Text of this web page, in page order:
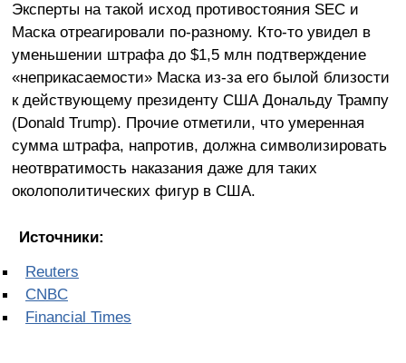
Эксперты на такой исход противостояния SEC и
Маска отреагировали по-разному. Кто-то увидел в
уменьшении штрафа до $1,5 млн подтверждение
«неприкасаемости» Маска из-за его былой близости
к действующему президенту США Дональду Трампу
(Donald Trump). Прочие отметили, что умеренная
сумма штрафа, напротив, должна символизировать
неотвратимость наказания даже для таких
околополитических фигур в США.
Источники:
Reuters
CNBC
Financial Times